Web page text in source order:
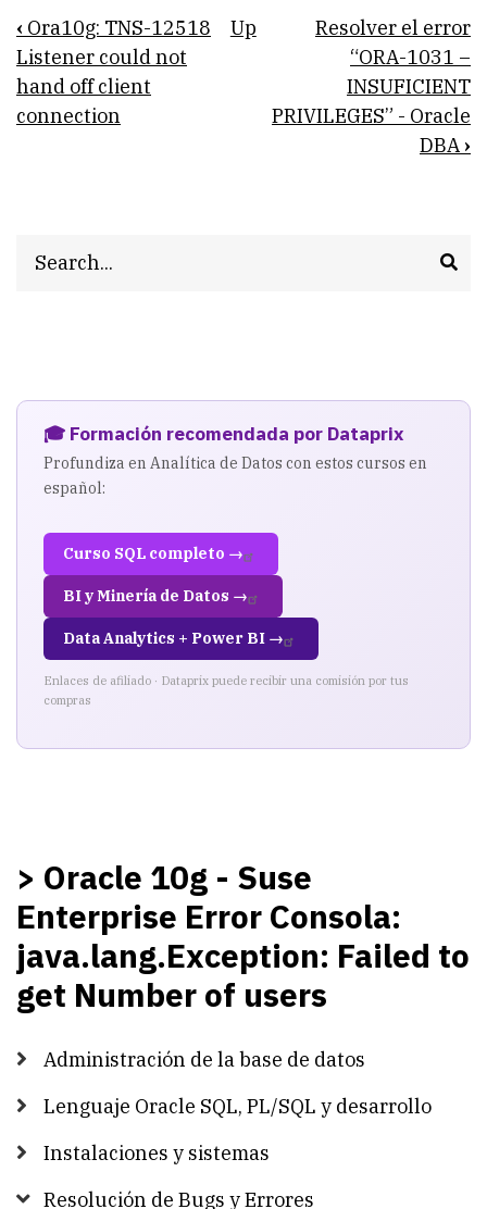
Book
traversal
links
Consola:
java.lang.Exception:
Failed
to
get
Number
of
users
‹ Ora10g: TNS-12518
Listener could not
hand off client
connection
Up
Resolver el error
“ORA-1031 –
INSUFICIENT
PRIVILEGES” - Oracle
DBA ›
🎓 Formación recomendada por Dataprix
Profundiza en Analítica de Datos con estos cursos en
español:
Curso SQL completo →
BI y Minería de Datos →
Data Analytics + Power BI →
Enlaces de afiliado · Dataprix puede recibir una comisión por tus
compras
> Oracle 10g - Suse
Enterprise Error Consola:
java.lang.Exception: Failed to
get Number of users
Administración de la base de datos
Lenguaje Oracle SQL, PL/SQL y desarrollo
Instalaciones y sistemas
Resolución de Bugs y Errores